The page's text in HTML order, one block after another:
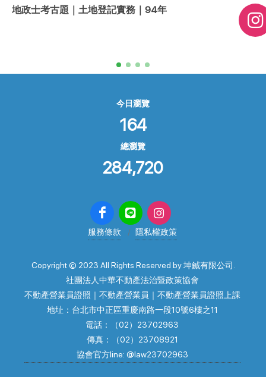
地政士考古題｜土地登記實務｜94年
今日瀏覽
164
總瀏覽
284,720
服務條款 隱私權政策
Copyright © 2023 All Rights Reserved by 坤鋮有限公司.
社團法人中華不動產法治暨政策協會
不動產營業員證照｜不動產營業員｜不動產營業員證照上課
地址：台北市中正區重慶南路一段10號6樓之11
電話：（02）23702963
傳真：（02）23708921
協會官方line: @law23702963